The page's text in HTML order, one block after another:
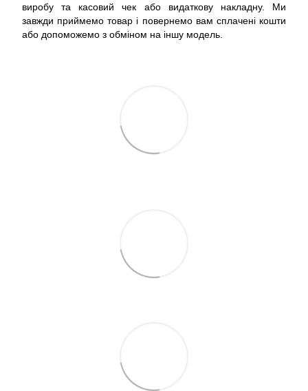
виробу та касовий чек або видаткову накладну. Ми
завжди приймемо товар і повернемо вам сплачені кошти
або допоможемо з обміном на іншу модель.